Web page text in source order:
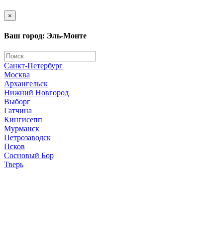
×
Ваш город: Эль-Монте
Санкт-Петербург
Москва
Архангельск
Нижний Новгород
Выборг
Гатчина
Кингисепп
Мурманск
Петрозаводск
Псков
Сосновый Бор
Тверь